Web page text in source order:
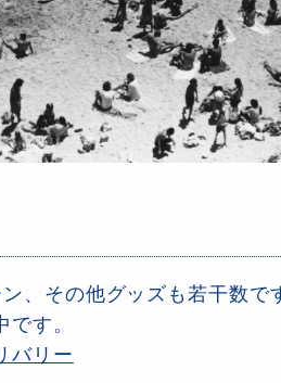
、その他グッズも若干数で
す。
バリー